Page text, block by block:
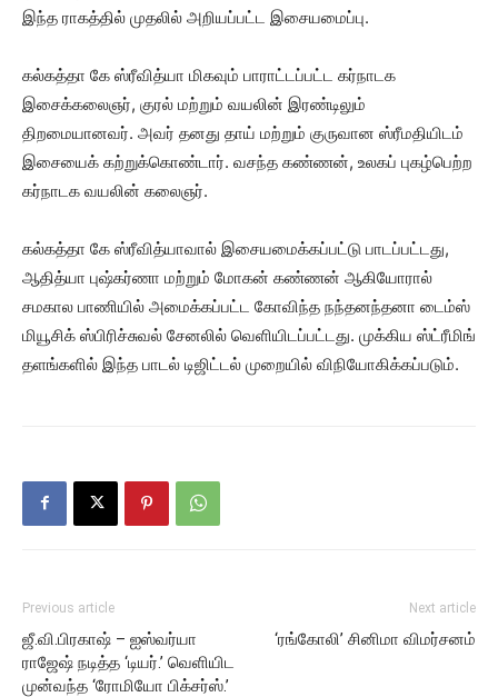
இந்த ராகத்தில் முதலில் அறியப்பட்ட இசையமைப்பு.
கல்கத்தா கே ஸ்ரீவித்யா மிகவும் பாராட்டப்பட்ட கர்நாடக
இசைக்கலைஞர், குரல் மற்றும் வயலின் இரண்டிலும்
திறமையானவர். அவர் தனது தாய் மற்றும் குருவான ஸ்ரீமதியிடம்
இசையைக் கற்றுக்கொண்டார். வசந்த கண்ணன், உலகப் புகழ்பெற்ற
கர்நாடக வயலின் கலைஞர்.
கல்கத்தா கே ஸ்ரீவித்யாவால் இசையமைக்கப்பட்டு பாடப்பட்டது,
ஆதித்யா புஷ்கர்ணா மற்றும் மோகன் கண்ணன் ஆகியோரால்
சமகால பாணியில் அமைக்கப்பட்ட கோவிந்த நந்தனந்தனா டைம்ஸ்
மியூசிக் ஸ்பிரிச்சுவல் சேனலில் வெளியிடப்பட்டது. முக்கிய ஸ்ட்ரீமிங்
தளங்களில் இந்த பாடல் டிஜிட்டல் முறையில் விநியோகிக்கப்படும்.
Previous article
ஜீ.வி.பிரகாஷ் – ஐஸ்வர்யா
ராஜேஷ் நடித்த ‘டியர்.’ வெளியிட
முன்வந்த ‘ரோமியோ பிக்சர்ஸ்.’
Next article
‘ரங்கோலி’ சினிமா விமர்சனம்